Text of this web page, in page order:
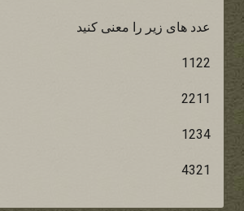
عدد های زیر را معنی کنید
1122
2211
1234
4321